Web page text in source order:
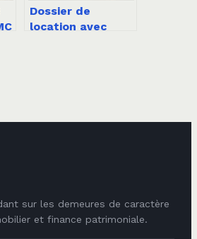
Dossier de
location avec
sur les demeures de caractère
et finance patrimoniale.